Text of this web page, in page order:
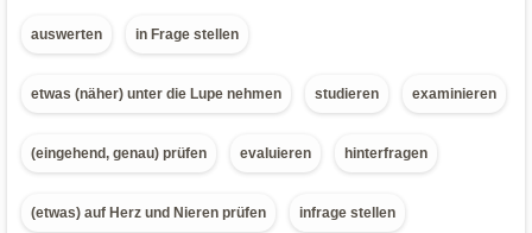
auswerten in Frage stellen
etwas (näher) unter die Lupe nehmen studieren examinieren
(eingehend, genau) prüfen evaluieren hinterfragen
(etwas) auf Herz und Nieren prüfen infrage stellen